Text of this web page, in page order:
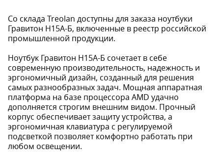
Со склада Treolan доступны для заказа ноутбуки
Гравитон Н15А-Б, включенные в реестр российской
промышленной продукции.
Ноутбук Гравитон Н15А-Б сочетает в себе
современную производительность, надежность и
эргономичный дизайн, созданный для решения
самых разнообразных задач. Мощная аппаратная
платформа на базе процессора AMD удачно
дополняется строгим внешним видом. Прочный
корпус обеспечивает защиту устройства, а
эргономичная клавиатура с регулируемой
подсветкой позволяет комфортно работать при
любом освещении.